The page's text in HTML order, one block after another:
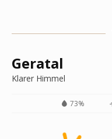
Geratal
Klarer Himmel
73%